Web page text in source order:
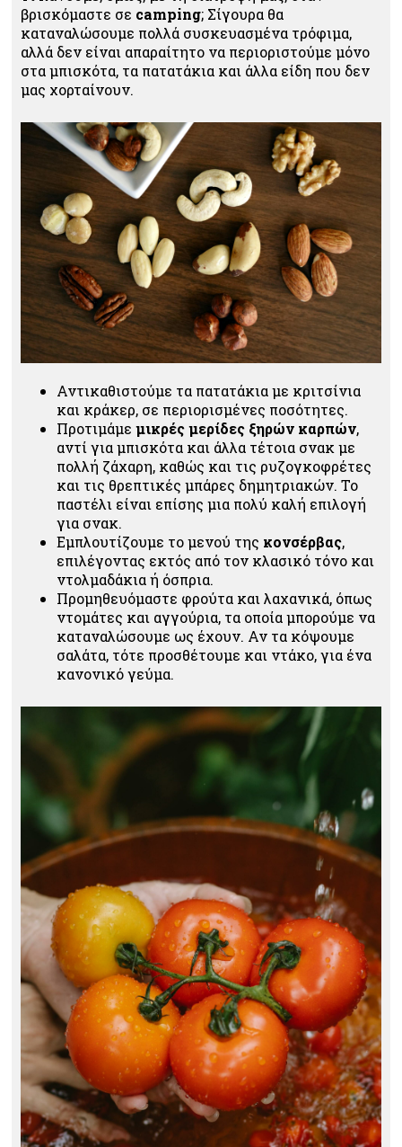
βρισκόμαστε σε camping; Σίγουρα θα
καταναλώσουμε πολλά συσκευασμένα τρόφιμα,
αλλά δεν είναι απαραίτητο να περιοριστούμε μόνο
στα μπισκότα, τα πατατάκια και άλλα είδη που δεν
μας χορταίνουν.
Αντικαθιστούμε τα πατατάκια με κριτσίνια
και κράκερ, σε περιορισμένες ποσότητες.
Προτιμάμε μικρές μερίδες ξηρών καρπών,
αντί για μπισκότα και άλλα τέτοια σνακ με
πολλή ζάχαρη, καθώς και τις ρυζογκοφρέτες
και τις θρεπτικές μπάρες δημητριακών. Το
παστέλι είναι επίσης μια πολύ καλή επιλογή
για σνακ.
Εμπλουτίζουμε το μενού της κονσέρβας,
επιλέγοντας εκτός από τον κλασικό τόνο και
ντολμαδάκια ή όσπρια.
Προμηθευόμαστε φρούτα και λαχανικά, όπως
ντομάτες και αγγούρια, τα οποία μπορούμε να
καταναλώσουμε ως έχουν. Αν τα κόψουμε
σαλάτα, τότε προσθέτουμε και ντάκο, για ένα
κανονικό γεύμα.